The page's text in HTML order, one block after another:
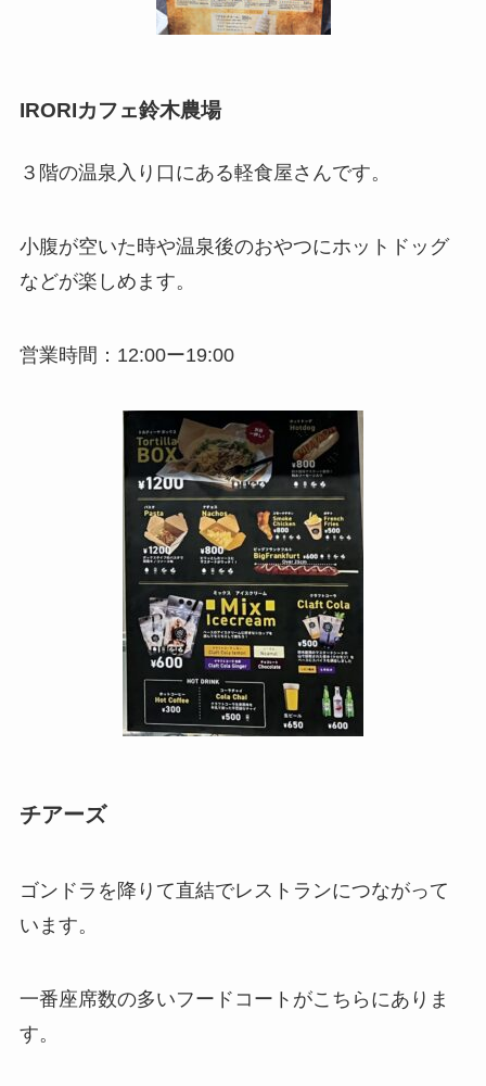
IRORIカフェ鈴木農場
３階の温泉入り口にある軽食屋さんです。
小腹が空いた時や温泉後のおやつにホットドッグ
などが楽しめます。
営業時間：12:00ー19:00
チアーズ
ゴンドラを降りて直結でレストランにつながって
います。
一番座席数の多いフードコートがこちらにありま
す。